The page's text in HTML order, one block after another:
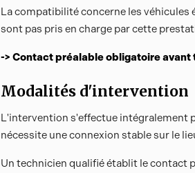
La compatibilité concerne les véhicules
sont pas pris en charge par cette
-> Contact préalable obligatoire
Modalités d'intervention
L'intervention s'effectue intégralement
nécessite une connexion stable sur le
Un technicien qualifié établit le contact